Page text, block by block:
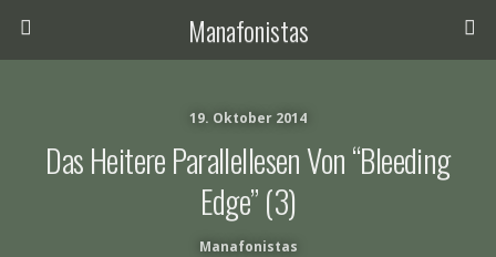
Manafonistas
19. Oktober 2014
Das Heitere Parallellesen Von “Bleeding
Edge” (3)
Manafonistas